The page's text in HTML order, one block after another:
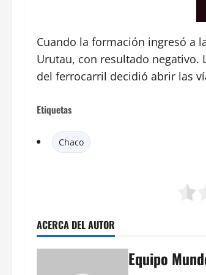
Cuando la formación ingresó a
Urutau, con resultado negativo.
del ferrocarril decidió abrir las
Etiquetas
Chaco
ACERCA DEL AUTOR
Equipo